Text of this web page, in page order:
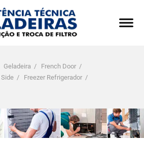
Geladeira / French Door /
/ Freezer Refrigerador /